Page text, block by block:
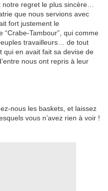
regret le plus sincère…
que nous servions avec
fort justement le
Tambour”, qui comme
travailleurs… de tout
en avait fait sa devise de
nous ont repris à leur
nous les baskets, et laissez
vous n’avez rien à voir !